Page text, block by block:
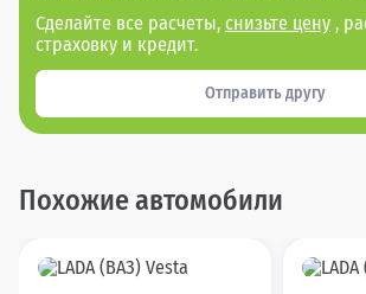
Сделайте все расчеты, снизьте цену ,
страховку и кредит.
Отправить другу
Похожие автомобили